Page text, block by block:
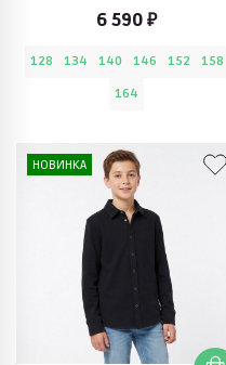
комфорт (белый)
6 590 ₽
128 134 140 146 152
158
164
НОВИНКА